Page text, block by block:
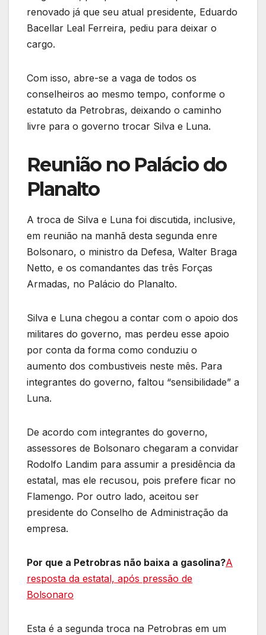
renovado já que seu atual presidente, Eduardo
Bacellar Leal Ferreira, pediu para deixar o
cargo.
Com isso, abre-se a vaga de todos os
conselheiros ao mesmo tempo, conforme o
estatuto da Petrobras, deixando o caminho
livre para o governo trocar Silva e Luna.
Reunião no Palácio do
Planalto
A troca de Silva e Luna foi discutida, inclusive,
em reunião na manhã desta segunda enre
Bolsonaro, o ministro da Defesa, Walter Braga
Netto, e os comandantes das três Forças
Armadas, no Palácio do Planalto.
Silva e Luna chegou a contar com o apoio dos
militares do governo, mas perdeu esse apoio
por conta da forma como conduziu o
aumento dos combustiveis neste mês. Para
integrantes do governo, faltou “sensibilidade” a
Luna.
De acordo com integrantes do governo,
assessores de Bolsonaro chegaram a convidar
Rodolfo Landim para assumir a presidência da
estatal, mas ele recusou, pois prefere ficar no
Flamengo. Por outro lado, aceitou ser
presidente do Conselho de Administração da
empresa.
Por que a Petrobras não baixa a gasolina?A
resposta da estatal, após pressão de
Bolsonaro
Esta é a segunda troca na Petrobras em um